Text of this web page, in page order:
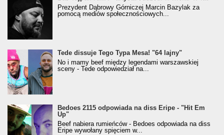
Prezydent Dąbrowy Górniczej Marcin Bazylak za
pomocą mediów społecznościowych...
Tede dissuje Tego Typa Mesa! "64 lajny"
No i mamy beef między legendami warszawskiej
sceny - Tede odpowiedział na...
Bedoes 2115 odpowiada na diss Eripe - "Hit Em
Up"
Beef nabiera rumieńców - Bedoes odpowiada na diss
Eripe wywołany spięciem w...